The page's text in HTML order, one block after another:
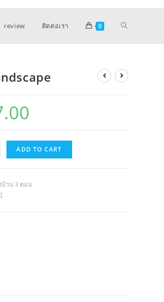
review ติดต่อเรา 0
ADD TO CART
าน 3 ตอน